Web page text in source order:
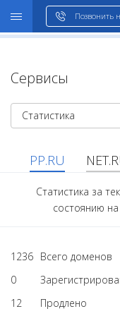
Позвонить
Сервисы
Статистика
PP.RU
Статистика за
состоянию
1236 Всего доменов
0
12
Продлено